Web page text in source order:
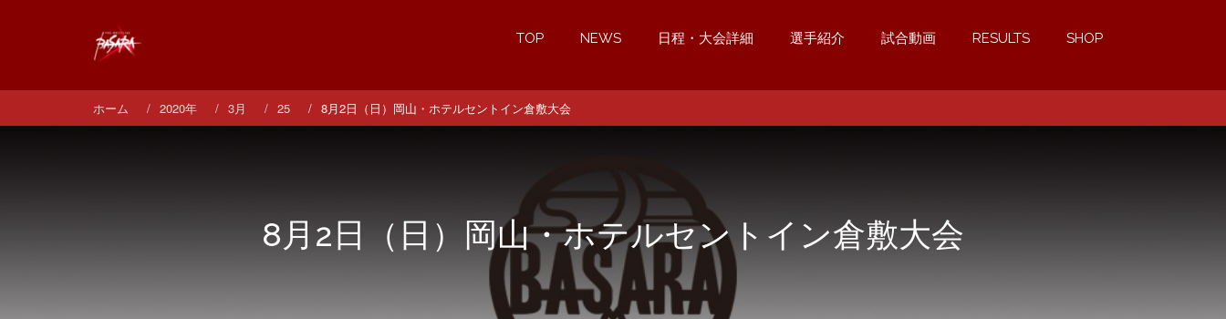
TOP NEWS 日程・大会詳細 選手紹介 試合動画 RESULTS SHOP
ホーム 2020年 3月 25 8月2日（日）岡山・ホテルセントイン倉敷大会
8月2日（日）岡山・ホテルセントイン倉敷大会